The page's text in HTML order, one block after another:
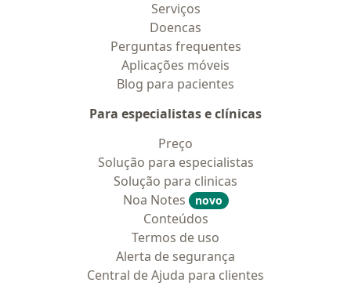
Serviços
Doencas
Perguntas frequentes
Aplicações móveis
Blog para pacientes
Para especialistas e clínicas
Preço
Solução para especialistas
Solução para clinicas
Noa Notes
novo
Conteúdos
Termos de uso
Alerta de segurança
Central de Ajuda para clientes